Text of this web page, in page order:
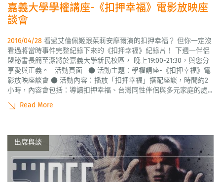
嘉義大學學權講座-《扣押幸福》電影放映座
談會
2016/04/28 看過艾倫佩姬跟茱莉安摩爾演的扣押幸福？ 但你一定沒
看過將當時事件完整紀錄下來的《扣押幸福》紀錄片！ 下週一伴侶
盟秘書長簡至潔將於嘉義大學新民校區， 晚上19:00-21:30，與您分
享愛與正義。 活動頁面 ● 活動主題：學權講座-《扣押幸福》電
影放映座談會 ● 活動內容：播放「扣押幸福」搭配座談，時間約2
小時，內容會包括：導讀扣押幸福、台灣同性伴侶與多元家庭的處...
Read More
出席與談